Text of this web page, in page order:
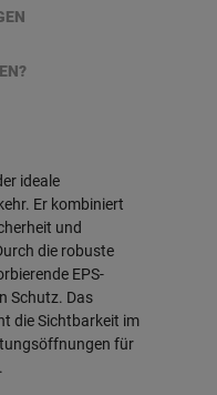
ideale
Er kombiniert
und
die robuste
EPS-
Schutz. Das
die Sichtbarkeit im
für